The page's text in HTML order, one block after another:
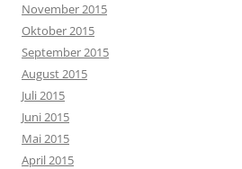
November 2015
Oktober 2015
September 2015
August 2015
Juli 2015
Juni 2015
Mai 2015
April 2015